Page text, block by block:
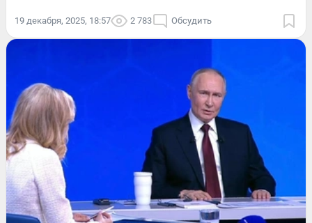
19 декабря, 2025, 18:57 2 783 Обсудить